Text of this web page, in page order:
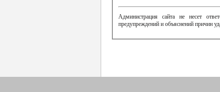
Администрация сайта не несет
предупреждений и объяснений причин